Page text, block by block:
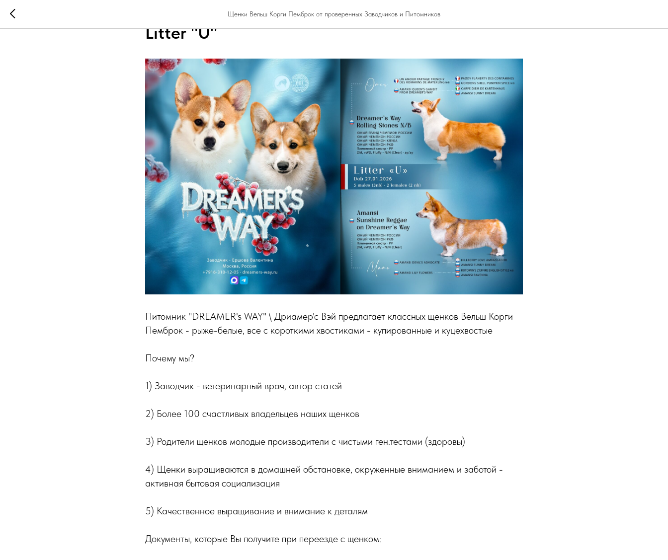
Щенки Вельш Корги Пемброк от проверенных Заводчиков и Питомников
Питомник "DREAMER's WAY" \ Дриамер'с Вэй.
Litter "U"
Питомник "DREAMER's WAY" \ Дриамер'с Вэй предлагает классных щенков Вельш Корги
Пемброк - рыже-белые, все с короткими хвостиками - купированные и куцехвостые
Почему мы?
1) Заводчик - ветеринарный врач, автор статей
2) Более 100 счастливых владельцев наших щенков
3) Родители щенков молодые производители с чистыми ген.тестами (здоровы)
4) Щенки выращиваются в домашней обстановке, окруженные вниманием и заботой -
активная бытовая социализация
5) Качественное выращивание и внимание к деталям
Документы, которые Вы получите при переезде с щенком: